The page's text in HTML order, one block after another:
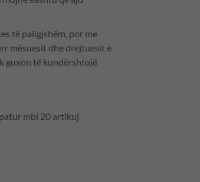
të paligjshëm, por me
mësuesit dhe drejtuesit e
guxon të kundërshtojë
mbi 20 artikuj.